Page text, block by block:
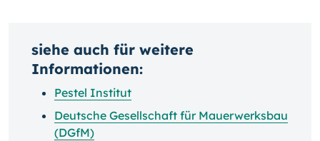
siehe auch für weitere
Informationen:
Pestel Institut
Deutsche Gesellschaft für Mauerwerksbau
(DGfM)